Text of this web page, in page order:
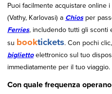
Puoi facilmente acquistare online
(Vathy, Karlovasi) a Chiosper
Ferries, includendo tutti gli sconti
su booktickets. Con pochi
bigliettoelettronico sul tuo
immediatamente per il tuo viaggio.
Con quale frequenza